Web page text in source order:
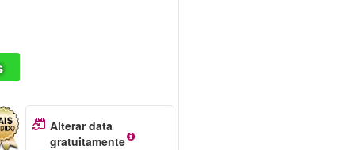
Alterar data
gratuitamente